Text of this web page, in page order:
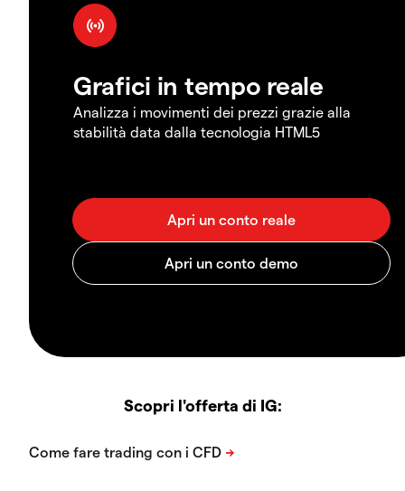
Grafici in tempo reale
Analizza i movimenti dei prezzi grazie alla
stabilità data dalla tecnologia HTML5
Scopri l'offerta di IG: